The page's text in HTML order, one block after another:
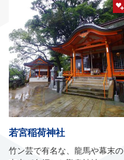
若宮稲荷神社
竹ン芸で有名な、龍馬や幕末の